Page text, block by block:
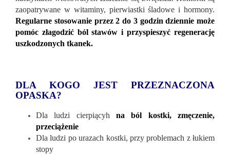
zaopatrywane w witaminy, pierwiastki śladowe i hormony.
Regularne stosowanie przez 2 do 3 godzin dziennie może
pomóc złagodzić ból stawów i przyspieszyć regenerację
uszkodzonych tkanek.
DLA KOGO JEST PRZEZNACZONA
OPASKA?
Dla ludzi cierpiącyh na ból kostki, zmęczenie,
przeciążenie
Dla ludzi po urazach kostki, przy problemach z łukiem
stopy